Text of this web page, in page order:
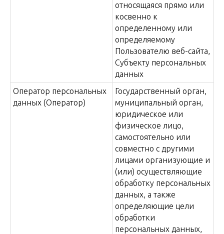
относящаяся прямо или
косвенно к
определенному или
определяемому
Пользователю веб-сайта,
Субъекту персональных
данных
Оператор персональных
данных (Оператор)
Государственный орган,
муниципальный орган,
юридическое или
физическое лицо,
самостоятельно или
совместно с другими
лицами организующие и
(или) осуществляющие
обработку персональных
данных, а также
определяющие цели
обработки
персональных данных,